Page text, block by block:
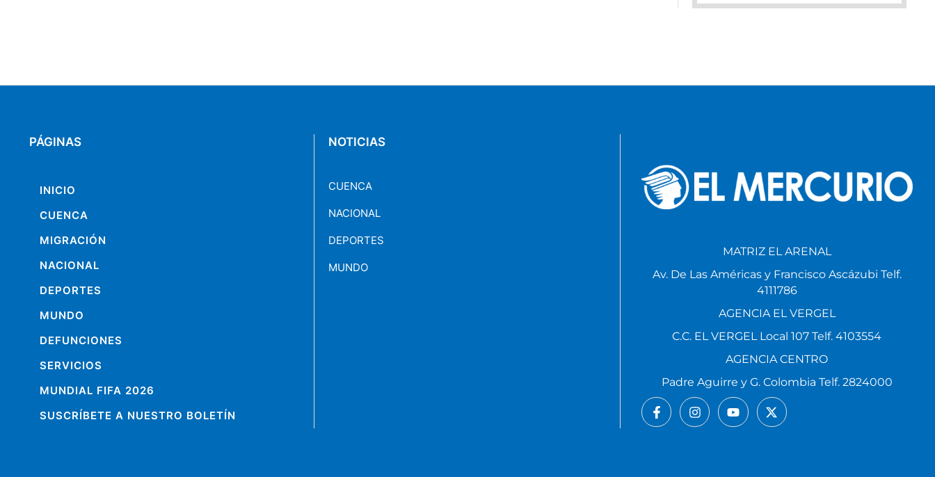
PÁGINAS
INICIO
CUENCA
MIGRACIÓN
NACIONAL
DEPORTES
MUNDO
DEFUNCIONES
SERVICIOS
MUNDIAL FIFA 2026
SUSCRÍBETE A NUESTRO BOLETÍN
NOTICIAS
CUENCA
NACIONAL
DEPORTES
MUNDO
MATRIZ EL ARENAL
Av. De Las Américas y Francisco Ascázubi Telf.
4111786
AGENCIA EL VERGEL
C.C. EL VERGEL Local 107 Telf. 4103554
AGENCIA CENTRO
Padre Aguirre y G. Colombia Telf. 2824000